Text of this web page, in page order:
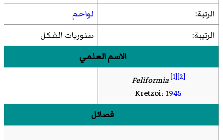
الرتبة:
لواحم
الرتيبة:
سنوريات الشكل
الاسم العلمي
Feliformia [1][2]
Kretzoi،1945
فصائل